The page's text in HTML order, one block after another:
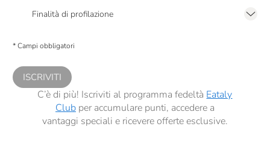
Finalità di profilazione
comunicazioni commerciali personalizzate, in caso di consenso prestato ai
* Campi obbligatori
ISCRIVITI
C’è di più! Iscriviti al programma fedeltà Eataly
Clubper accumulare punti, accedere a
vantaggi speciali e ricevere offerte esclusive.